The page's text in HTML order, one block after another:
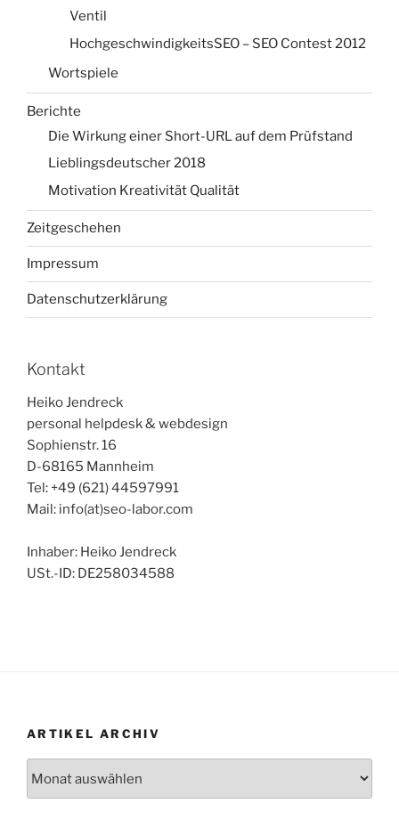
Ventil
HochgeschwindigkeitsSEO – SEO Contest 2012
Wortspiele
Berichte
Die Wirkung einer Short-URL auf dem Prüfstand
Lieblingsdeutscher 2018
Motivation Kreativität Qualität
Zeitgeschehen
Impressum
Datenschutzerklärung
Kontakt
Heiko Jendreck
personal helpdesk & webdesign
Sophienstr. 16
D-68165 Mannheim
Tel: +49 (621) 44597991
Mail: info(at)seo-labor.com
Inhaber: Heiko Jendreck
USt.-ID: DE258034588
ARTIKEL ARCHIV